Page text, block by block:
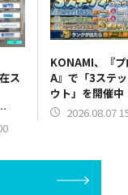
ス
KONAMI、『
A』で「3ステ
ウト」を開催中
2026.08.07